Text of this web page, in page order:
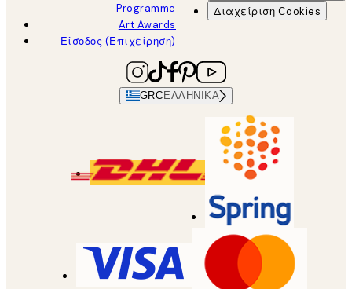
Programme
Art Awards
Είσοδος (Επιχείρηση)
Διαχείριση Cookies
GRC ΕΛΛΗΝΙΚΆ